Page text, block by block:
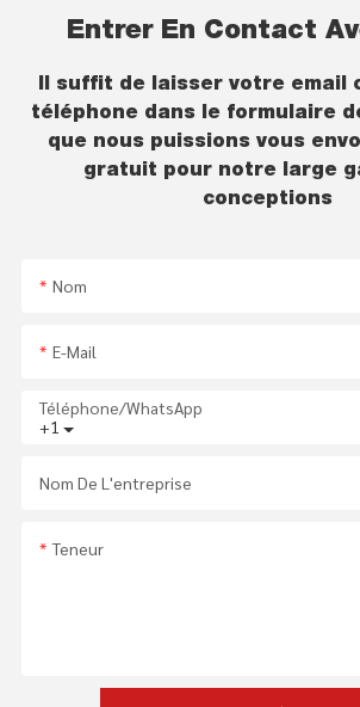
Entrer En Contact
Il suffit de laisser votre email
téléphone dans le formulaire
que nous puissions vous
gratuit pour notre large
conceptions
Nom
E-Mail
+1
Téléphone/WhatsApp
Nom De L'entreprise
Teneur